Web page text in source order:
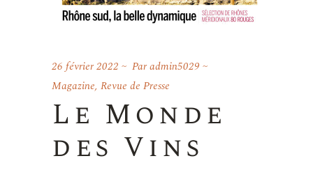
26 février 2022 Paradmin5029
Magazine, Revue de Presse
Le Monde
des Vins